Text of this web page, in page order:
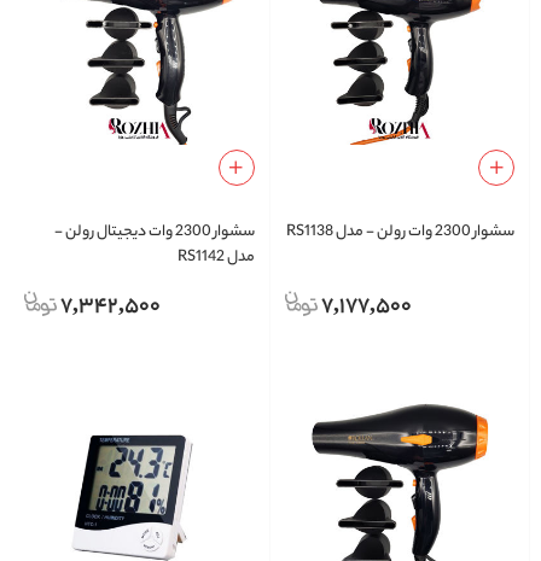
سشوار 2300 وات رولن - مدل RS1138
7,177,500
سشوار 2300 وات دیجیتال رولن -
مدل RS1142
7,342,500